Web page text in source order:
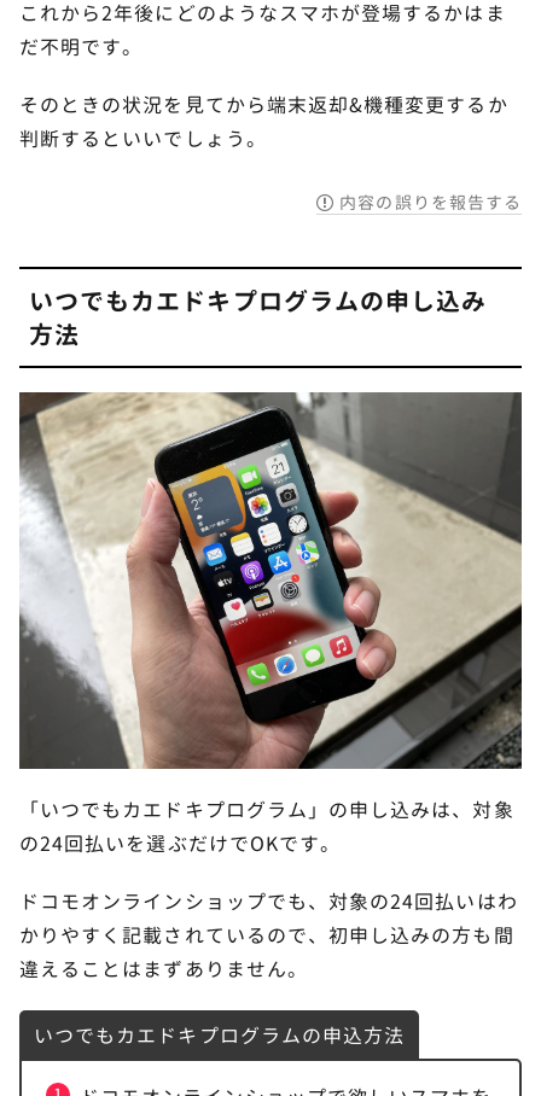
これから2年後にどのようなスマホが登場するかはま
だ不明です。
そのときの状況を見てから端末返却&機種変更するか
判断するといいでしょう。
内容の誤りを報告する
いつでもカエドキプログラムの申し込み
方法
「いつでもカエドキプログラム」の申し込みは、対象
の24回払いを選ぶだけでOKです。
ドコモオンラインショップでも、対象の24回払いはわ
かりやすく記載されているので、初申し込みの方も間
違えることはまずありません。
いつでもカエドキプログラムの申込方法